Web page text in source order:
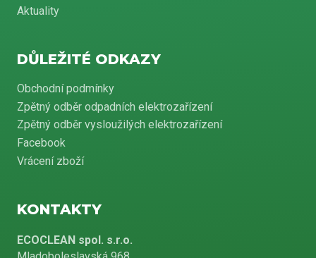
Aktuality
DŮLEŽITÉ ODKAZY
Obchodní podmínky
Zpětný odběr odpadních elektrozařízení
Zpětný odběr vysloužilých elektrozařízení
Facebook
Vrácení zboží
KONTAKTY
ECOCLEAN spol. s.r.o.